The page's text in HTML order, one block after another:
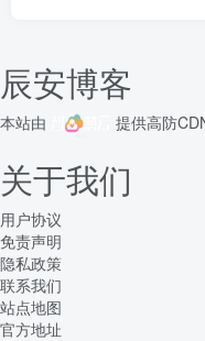
辰安博客
本站由 提供高防
关于我们
用户协议
免责声明
隐私政策
联系我们
站点地图
官方地址